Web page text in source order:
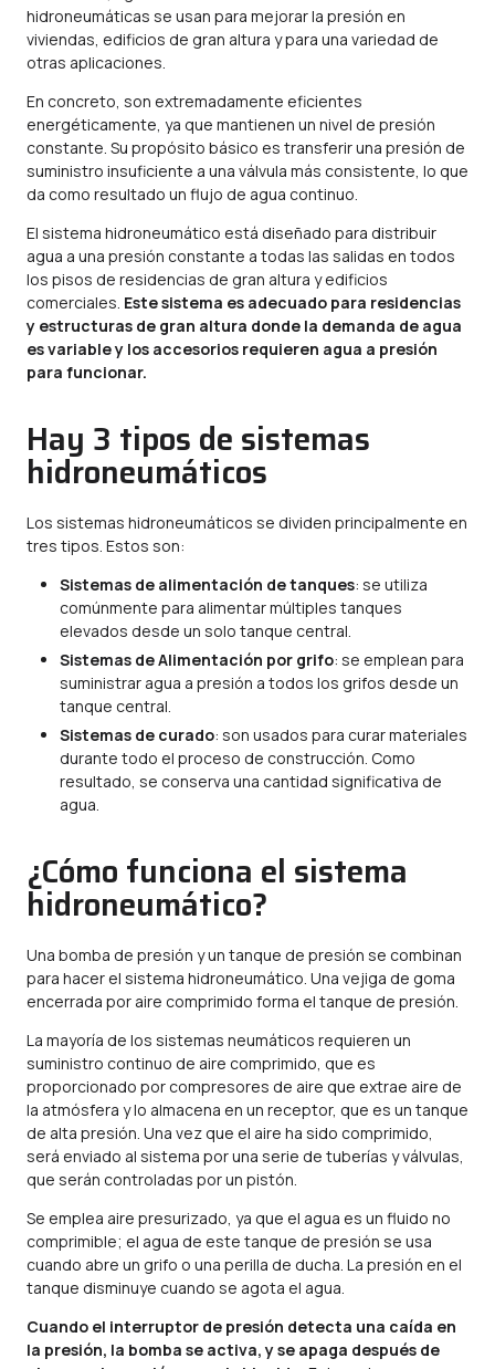
hidroneumáticas se usan para mejorar la presión en
viviendas, edificios de gran altura y para una variedad de
otras aplicaciones.
En concreto, son extremadamente eficientes
energéticamente, ya que mantienen un nivel de presión
constante. Su propósito básico es transferir una presión de
suministro insuficiente a una válvula más consistente, lo que
da como resultado un flujo de agua continuo.
El sistema hidroneumático está diseñado para distribuir
agua a una presión constante a todas las salidas en todos
los pisos de residencias de gran altura y edificios
comerciales. Este sistema es adecuado para residencias
y estructuras de gran altura donde la demanda de agua
es variable y los accesorios requieren agua a presión
para funcionar.
Hay 3 tipos de sistemas
hidroneumáticos
Los sistemas hidroneumáticos se dividen principalmente en
tres tipos. Estos son:
Sistemas de alimentación de tanques: se utiliza
comúnmente para alimentar múltiples tanques
elevados desde un solo tanque central.
Sistemas de Alimentación por grifo: se emplean para
suministrar agua a presión a todos los grifos desde un
tanque central.
Sistemas de curado: son usados para curar materiales
durante todo el proceso de construcción. Como
resultado, se conserva una cantidad significativa de
agua.
¿Cómo funciona el sistema
hidroneumático?
Una bomba de presión y un tanque de presión se combinan
para hacer el sistema hidroneumático. Una vejiga de goma
encerrada por aire comprimido forma el tanque de presión.
La mayoría de los sistemas neumáticos requieren un
suministro continuo de aire comprimido, que es
proporcionado por compresores de aire que extrae aire de
la atmósfera y lo almacena en un receptor, que es un tanque
de alta presión. Una vez que el aire ha sido comprimido,
será enviado al sistema por una serie de tuberías y válvulas,
que serán controladas por un pistón.
Se emplea aire presurizado, ya que el agua es un fluido no
comprimible; el agua de este tanque de presión se usa
cuando abre un grifo o una perilla de ducha. La presión en el
tanque disminuye cuando se agota el agua.
Cuando el interruptor de presión detecta una caída en
la presión, la bomba se activa, y se apaga después de